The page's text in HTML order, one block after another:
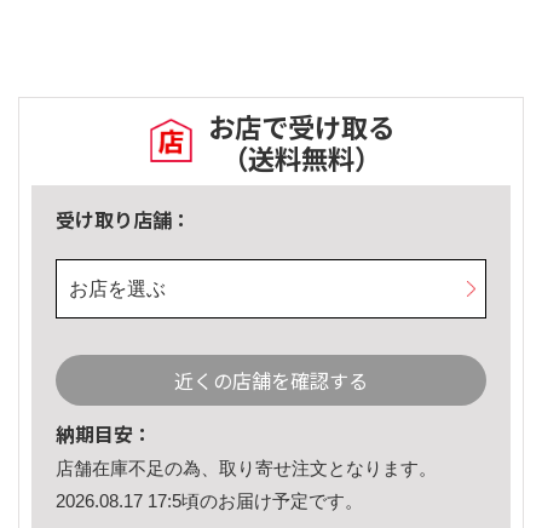
お店で受け取る
（送料無料）
受け取り店舗：
お店を選ぶ
近くの店舗を確認する
納期目安：
店舗在庫不足の為、取り寄せ注文となります。
2026.08.17 17:5頃のお届け予定です。